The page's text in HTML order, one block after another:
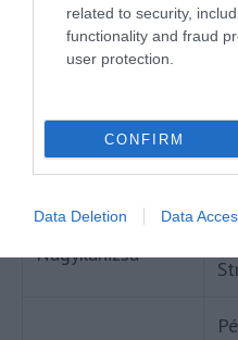
related to security,
functionality and fraud
user protection.
CONFIRM
Data Deletion Data
Miskolc
Mosonmagyaróvár
Nagykanizsa